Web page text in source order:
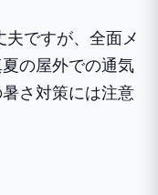
ですが、全面メ
の屋外での通気
さ対策には注意